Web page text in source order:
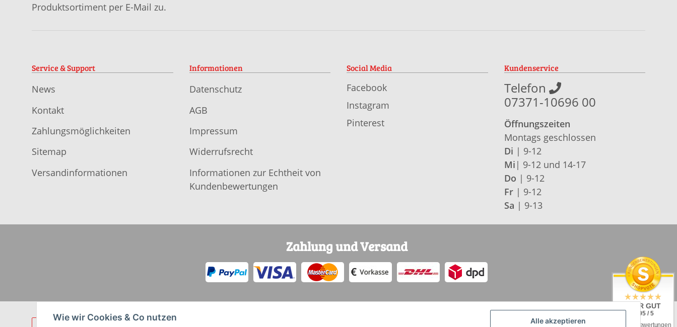
Produktsortiment per E-Mail zu.
Service & Support
News
Kontakt
Zahlungsmöglichkeiten
Sitemap
Versandinformationen
Informationen
Datenschutz
AGB
Impressum
Widerrufsrecht
Informationen zur Echtheit von
Kundenbewertungen
Social Media
Facebook
Instagram
Pinterest
Kundenservice
Telefon
07371-10696 00
Öffnungszeiten
Montags geschlossen
Di | 9-12
Mi | 9-12 und 14-17
Do | 9-12
Fr| 9-12
Sa | 9-13
Zahlung und Versand
Wie wir Cookies & Co nutzen Alle akzeptieren
SEHR GUT
4.95 / 5
aus 93 Bewertungen